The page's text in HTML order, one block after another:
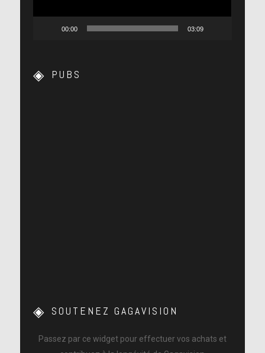
00:00 03:09
PUBS
SOUTENEZ GAGAVISION
Passez par ce widget pour effectuer vos achats et